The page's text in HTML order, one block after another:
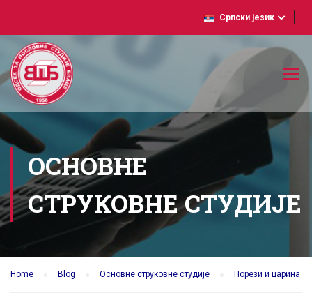
Српски језик
ОСНОВНЕ
СТРУКОВНЕ СТУДИЈЕ
Home Blog Основне струковне студије Порези и царина